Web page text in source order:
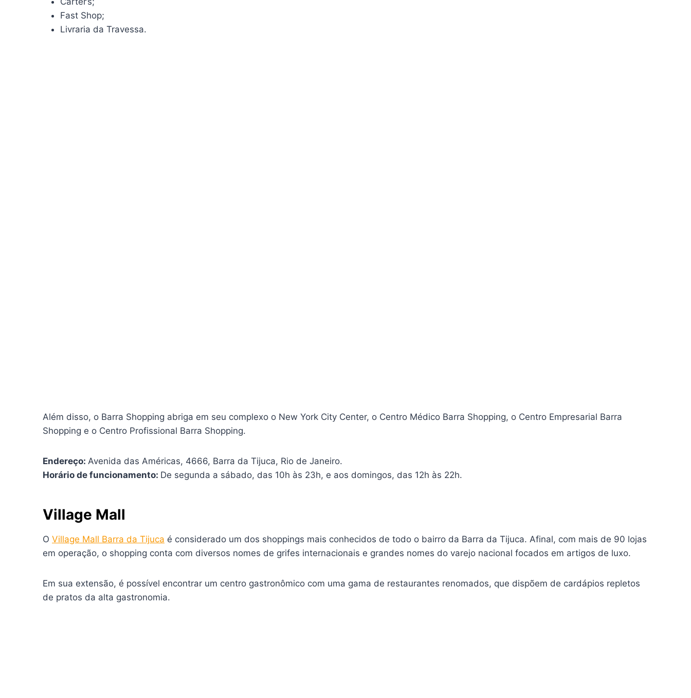
Fast Shop;
Livraria da Travessa.
Além disso, o Barra Shopping abriga em seu complexo o New York City Center, o Centro Médico Barra Shopping, o Centro Empresarial Barra
Shopping e o Centro Profissional Barra Shopping.
Endereço: Avenida das Américas, 4666, Barra da Tijuca, Rio de Janeiro.
Horário de funcionamento: De segunda a sábado, das 10h às 23h, e aos domingos, das 12h às 22h.
Village Mall
O Village Mall Barra da Tijuca é considerado um dos shoppings mais conhecidos de todo o bairro da Barra da Tijuca. Afinal, com mais de 90 lojas
em operação, o shopping conta com diversos nomes de grifes internacionais e grandes nomes do varejo nacional focados em artigos de luxo.
Em sua extensão, é possível encontrar um centro gastronômico com uma gama de restaurantes renomados, que dispõem de cardápios repletos
de pratos da alta gastronomia.